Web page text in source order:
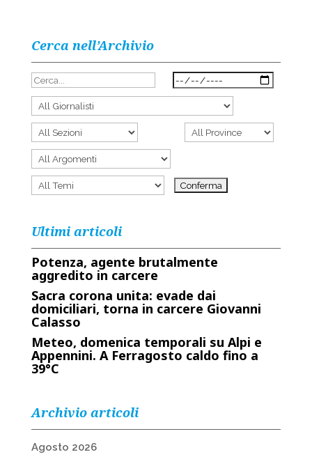
Cerca nell’Archivio
Ultimi articoli
Potenza, agente brutalmente
aggredito in carcere
Sacra corona unita: evade dai
domiciliari, torna in carcere Giovanni
Calasso
Meteo, domenica temporali su Alpi e
Appennini. A Ferragosto caldo fino a
39°C
Archivio articoli
Agosto 2026